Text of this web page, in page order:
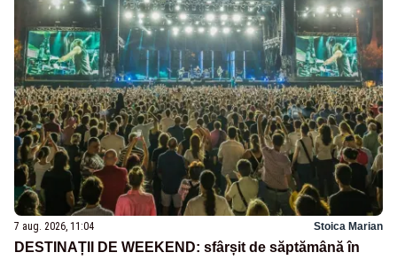
7 aug. 2026, 11:04 Stoica Marian
DESTINAȚII DE WEEKEND: sfârșit de săptămână în